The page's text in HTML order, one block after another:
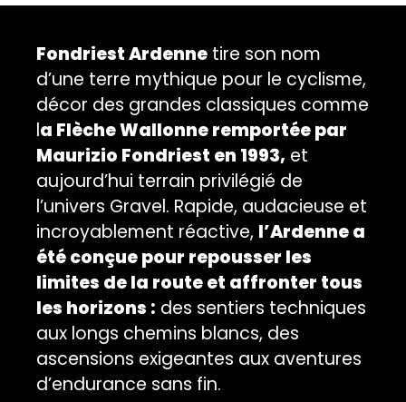
Fondriest Ardenne tire son nom
d’une terre mythique pour le cyclisme,
décor des grandes classiques comme
la Flèche Wallonne remportée par
Maurizio Fondriest en 1993, et
aujourd’hui terrain privilégié de
l’univers Gravel. Rapide, audacieuse et
incroyablement réactive, l’Ardenne a
été conçue pour repousser les
limites de la route et affronter tous
les horizons : des sentiers techniques
aux longs chemins blancs, des
ascensions exigeantes aux aventures
d’endurance sans fin.